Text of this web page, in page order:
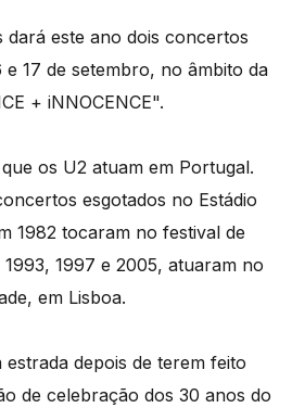
este ano dois concertos
e 17 de setembro, no âmbito da
+ iNNOCENCE".
os U2 atuam em Portugal.
esgotados no Estádio
1982 tocaram no festival de
1997 e 2005, atuaram no
em Lisboa.
depois de terem feito
de celebração dos 30 anos do